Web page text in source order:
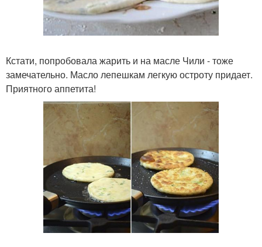
Кстати, попробовала жарить и на масле Чили - тоже
замечательно. Масло лепешкам легкую остроту придает.
Приятного аппетита!